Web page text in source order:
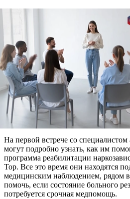
На первой встрече со
могут подробно узнать, как им
программа реабилитации
Top. Все это время они находятся
медицинским наблюдением, рядом
помочь, если состояние больного
потребуется срочная медпомощь.